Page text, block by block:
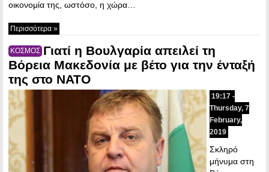
οικονομία της, ωστόσο, η χώρα…
Περισσότερα »
ΚΟΣΜΟΣ Γιατί η Βουλγαρία απειλεί τη
Βόρεια Μακεδονία με βέτο για την ένταξή
της στο ΝΑΤΟ
19:17 -
Thursday, 7
February,
2019
Σκληρό
μήνυμα στη